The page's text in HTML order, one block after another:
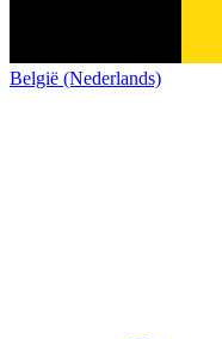
België (Nederlands)